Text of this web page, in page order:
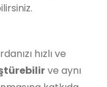
hızlı ve
ve aynı